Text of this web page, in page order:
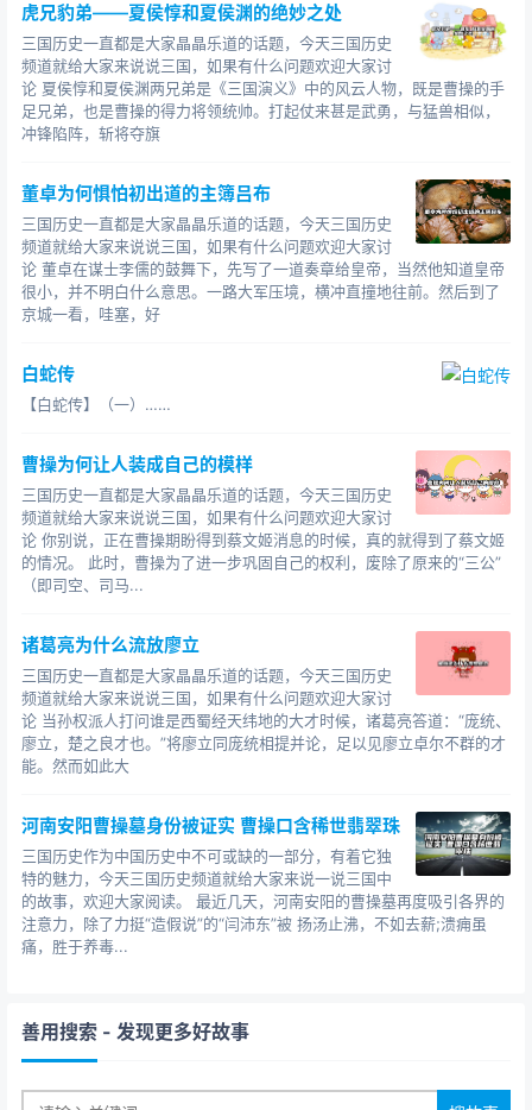
虎兄豹弟——夏侯惇和夏侯渊的绝妙之处
三国历史一直都是大家晶晶乐道的话题，今天三国历史
频道就给大家来说说三国，如果有什么问题欢迎大家讨
论 夏侯惇和夏侯渊两兄弟是《三国演义》中的风云人物，既是曹操的手
足兄弟，也是曹操的得力将领统帅。打起仗来甚是武勇，与猛兽相似，
冲锋陷阵，斩将夺旗
董卓为何惧怕初出道的主簿吕布
三国历史一直都是大家晶晶乐道的话题，今天三国历史
频道就给大家来说说三国，如果有什么问题欢迎大家讨
论 董卓在谋士李儒的鼓舞下，先写了一道奏章给皇帝，当然他知道皇帝
很小，并不明白什么意思。一路大军压境，横冲直撞地往前。然后到了
京城一看，哇塞，好
白蛇传
【白蛇传】（一）……
曹操为何让人装成自己的模样
三国历史一直都是大家晶晶乐道的话题，今天三国历史
频道就给大家来说说三国，如果有什么问题欢迎大家讨
论 你别说，正在曹操期盼得到蔡文姬消息的时候，真的就得到了蔡文姬
的情况。 此时，曹操为了进一步巩固自己的权利，废除了原来的“三公”
（即司空、司马...
诸葛亮为什么流放廖立
三国历史一直都是大家晶晶乐道的话题，今天三国历史
频道就给大家来说说三国，如果有什么问题欢迎大家讨
论 当孙权派人打问谁是西蜀经天纬地的大才时候，诸葛亮答道：“庞统、
廖立，楚之良才也。”将廖立同庞统相提并论，足以见廖立卓尔不群的才
能。然而如此大
河南安阳曹操墓身份被证实 曹操口含稀世翡翠珠
三国历史作为中国历史中不可或缺的一部分，有着它独
特的魅力，今天三国历史频道就给大家来说一说三国中
的故事，欢迎大家阅读。 最近几天，河南安阳的曹操墓再度吸引各界的
注意力，除了力挺“造假说”的“闫沛东”被 扬汤止沸，不如去薪;溃痈虽
痛，胜于养毒...
善用搜索 - 发现更多好故事